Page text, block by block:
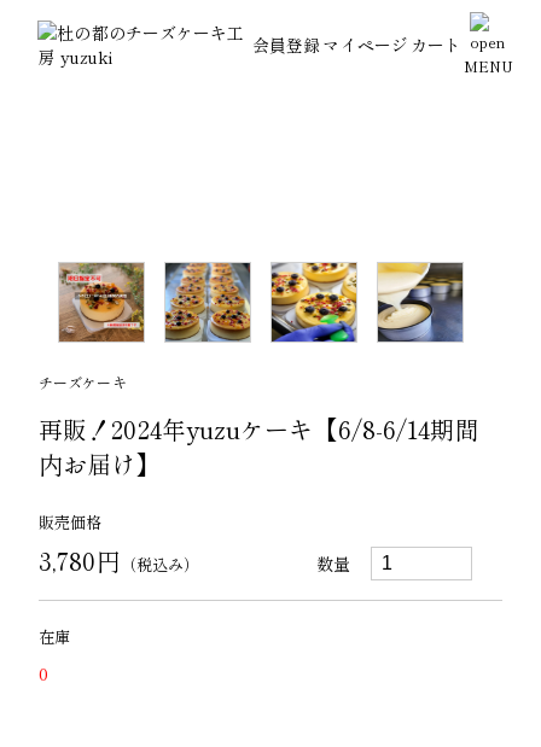
会員登録 マイページ カート
MENU
チーズケーキ
再販！2024年yuzuケーキ【6/8-6/14期間
内お届け】
販売価格
3,780円 （税込み） 数量
在庫
0